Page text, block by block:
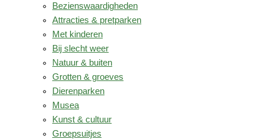
Bezienswaardigheden
Attracties & pretparken
Met kinderen
Bij slecht weer
Natuur & buiten
Grotten & groeves
Dierenparken
Musea
Kunst & cultuur
Groepsuitjes